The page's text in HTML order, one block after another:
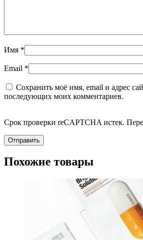
Имя *
Email *
Сохранить моё имя, email и адрес
последующих моих комментариев.
Срок проверки reCAPTCHA истек.
Похожие товары